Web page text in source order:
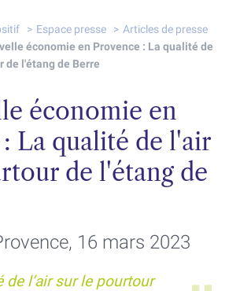
Espace presse
Articles de presse
économie en Provence : La qualité de
de l'étang de Berre
économie en
La qualité de l'air
de l'étang de
16 mars 2023
de l’air sur le pourtour